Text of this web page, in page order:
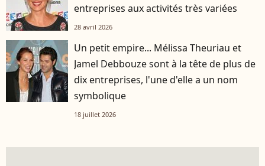
entreprises aux activités très variées
28 avril 2026
Un petit empire... Mélissa Theuriau et
Jamel Debbouze sont à la tête de plus de
dix entreprises, l'une d'elle a un nom
symbolique
18 juillet 2026